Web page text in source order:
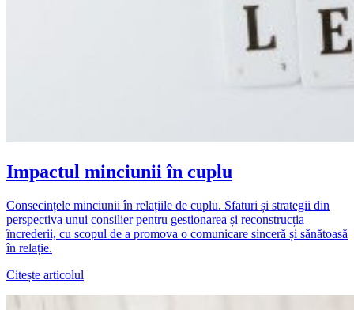
Impactul minciunii în cuplu
Consecințele minciunii în relațiile de cuplu. Sfaturi și strategii din
perspectiva unui consilier pentru gestionarea și reconstrucția
încrederii, cu scopul de a promova o comunicare sinceră și sănătoasă
în relație.
Citește articolul